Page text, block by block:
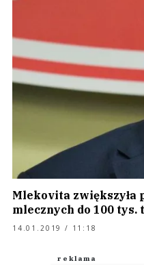
Mlekovita zwiększyła
mlecznych do 100 tys.
14.01.2019 / 11:18